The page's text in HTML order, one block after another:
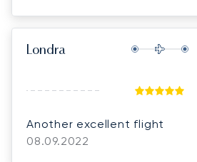
Londra
Another excellent flight
08.09.2022